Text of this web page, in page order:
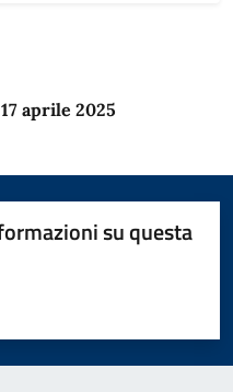
aprile 2025
su questa
5